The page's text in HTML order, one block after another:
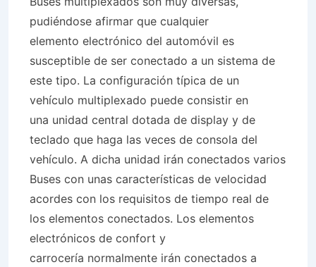
pudiéndose afirmar que cualquier
elemento electrónico del automóvil es
susceptible de ser conectado a un sistema de
este tipo. La configuración típica de un
vehículo multiplexado puede consistir en
una unidad central dotada de display y de
teclado que haga las veces de consola del
vehículo. A dicha unidad irán conectados varios
Buses con unas características de velocidad
acordes con los requisitos de tiempo real de
los elementos conectados. Los elementos
electrónicos de confort y
carrocería normalmente irán conectados a